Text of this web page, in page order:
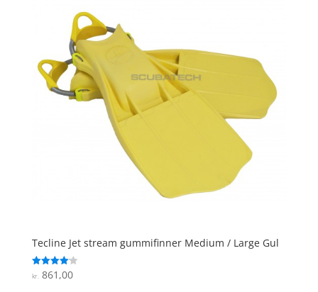
Tecline Jet stream gummifinner Medium / Large Gul
Vurderet
4.1
kr.861,00